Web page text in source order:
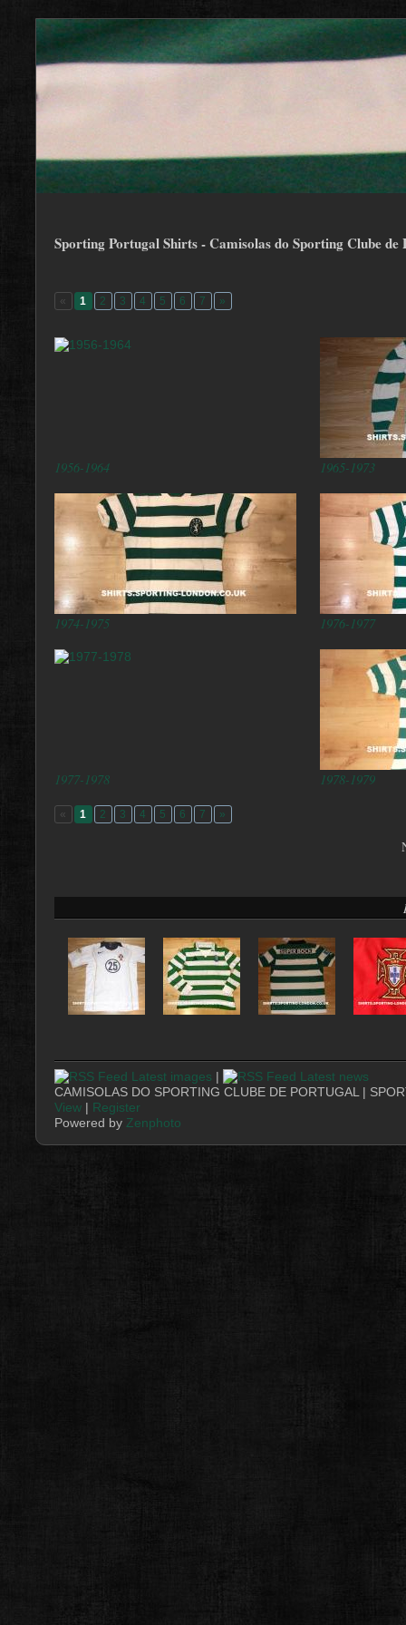
Sporting Portugal Shirts - Camisolas do Sporting Clube de
« 1 2 3 4 5 6 7 »
1956-1964 1965-1973
1974-1975 1976-1977
1977-1978 1978-1979
« 1 2 3 4 5 6 7 »
Latest images |
Latest news
CAMISOLAS DO SPORTING CLUBE DE PORTUGAL |
View | Register
Powered by Zenphoto